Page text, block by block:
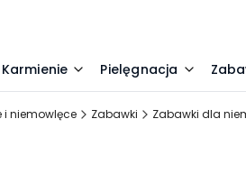
Karmienie Pielęgnacja
i niemowlęce Zabawki Zabawki dla